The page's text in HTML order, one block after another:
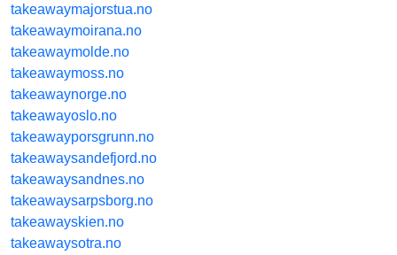
takeawaymajorstua.no
takeawaymoirana.no
takeawaymolde.no
takeawaymoss.no
takeawaynorge.no
takeawayoslo.no
takeawayporsgrunn.no
takeawaysandefjord.no
takeawaysandnes.no
takeawaysarpsborg.no
takeawayskien.no
takeawaysotra.no